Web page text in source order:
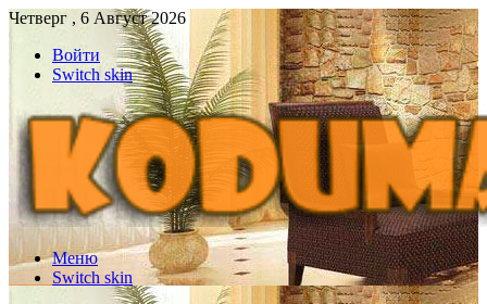
Четверг , 6 Август 2026
Войти
Switch skin
Меню
Switch skin